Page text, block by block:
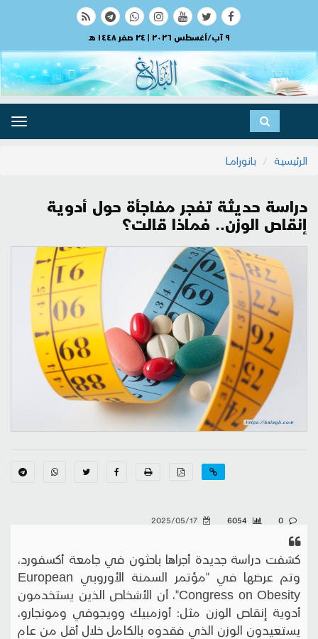
٩ آب/أغسطس ٢٠٢٦ | ٢٤ صفر ١٤٤٨ هـ
الرئيسية
بانورامــا
دراسة حديثة تفجر مفاجأة حول أدوية
إنقاص الوزن.. فماذا قالت؟
كشفت دراسة جديدة أجراها باحثون في جامعة أكسفورد،
وتم عرضها في "مؤتمر السمنة الأوروبي European
Congress on Obesity"، أن الأشخاص الذين يستخدمون
أدوية إنقاص الوزن مثل: أوزمبيك وويجوفي ومونجارو،
يستعيدون الوزن الذي فقدوه بالكامل خلال أقل من عام